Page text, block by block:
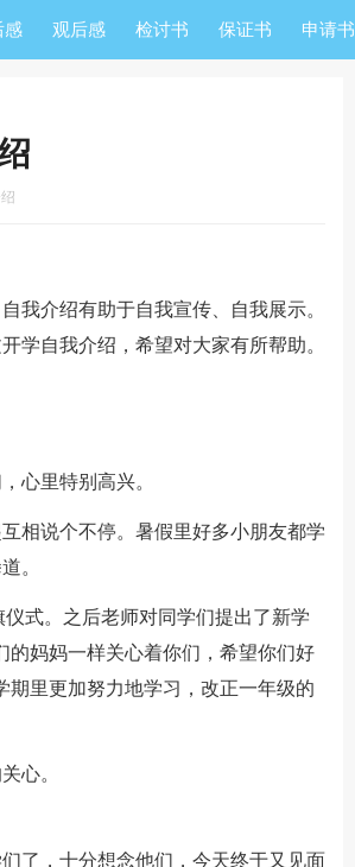
感 观后感 检讨书 保证书 申请书
介绍有助于自我宣传、自我展示。
学自我介绍，希望对大家有所帮助。
心里特别高兴。
说个不停。暑假里好多小朋友都学
。
式。之后老师对同学们提出了新学
的妈妈一样关心着你们，希望你们好
期里更加努力地学习，改正一年级的
心。
了，十分想念他们，今天终于又见面